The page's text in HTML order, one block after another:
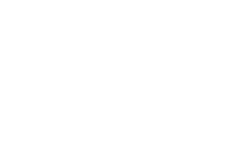
Ava sangat sadar akan
memanas dengan
karena kedekatannya.
violet hampir